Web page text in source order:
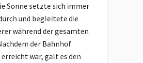
Sonne setzte sich immer
und begleitete die
während der gesamten
der Bahnhof
erreicht war, galt es den